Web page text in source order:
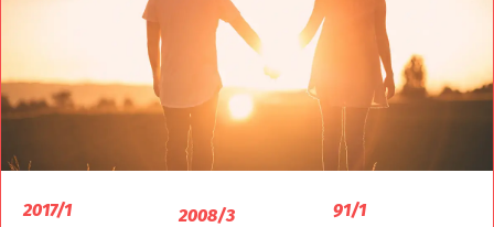
2017/1
2008/3
91/1